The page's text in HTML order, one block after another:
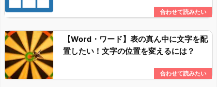
【Word・ワード】表の真ん中に文字を配
置したい！文字の位置を変えるには？